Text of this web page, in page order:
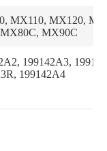
MX110, MX120,
MX90C
199142A3,
199142A4